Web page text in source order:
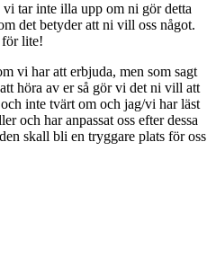
vi tar inte illa upp om ni gör detta
det betyder att ni vill oss något.
för lite!
vi har att erbjuda, men som sagt
höra av er så gör vi det ni vill att
inte tvärt om och jag/vi har läst
och har anpassat oss efter dessa
skall bli en tryggare plats för oss